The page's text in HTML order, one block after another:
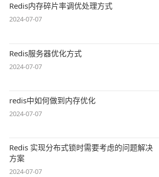
Redis内存碎片率调优处理方式
2024-07-07
Redis服务器优化方式
2024-07-07
redis中如何做到内存优化
2024-07-07
Redis 实现分布式锁时需要考虑的问题解决
方案
2024-07-07